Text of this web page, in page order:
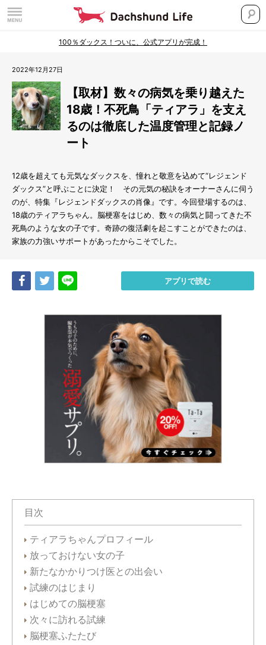
100％ダックス！ついに、公式アプリが完成！
2022年12月27日
【取材】数々の病気を乗り越えた
18歳！不死鳥「ティアラ」を支え
るのは徹底した温度管理と記録ノ
ート
12歳を超えても元気なダックスを、憧れと敬意を込めて“レジェンド
ダックス”と呼ぶことに決定！ その元気の秘訣をオーナーさんに伺う
のが、特集『レジェンドダックスの肖像』です。今回登場するのは、
18歳のティアラちゃん。脳梗塞をはじめ、数々の病気と闘ってきた不
死鳥のような女の子です。奇跡の復活劇を起こすことができたのは、
家族の力強いサポートがあったからこそでした。
Share Tweet アプリで読む
目次
ティアラちゃんプロフィール
放っておけない女の子
新たなかかりつけ医との出会い
試練のはじまり
はじめての脳梗塞
次々に訪れる試練
脳梗塞ふたたび